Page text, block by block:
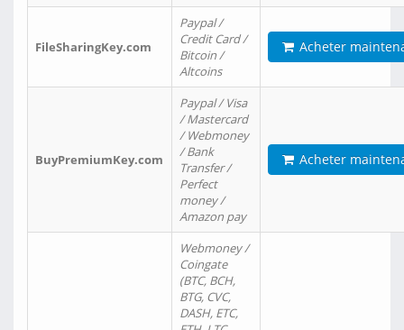
FileSharingKey.com
Paypal /
Credit Card /
Bitcoin /
Altcoins
Acheter
BuyPremiumKey.com
Paypal / Visa
/ Mastercard
/ Webmoney
/ Bank
Transfer /
Perfect
money /
Amazon pay
Acheter
Webmoney /
Coingate
(BTC, BCH,
BTG, CVC,
DASH, ETC,